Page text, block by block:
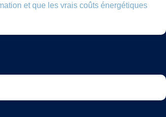
et que les vrais coûts énergétiques